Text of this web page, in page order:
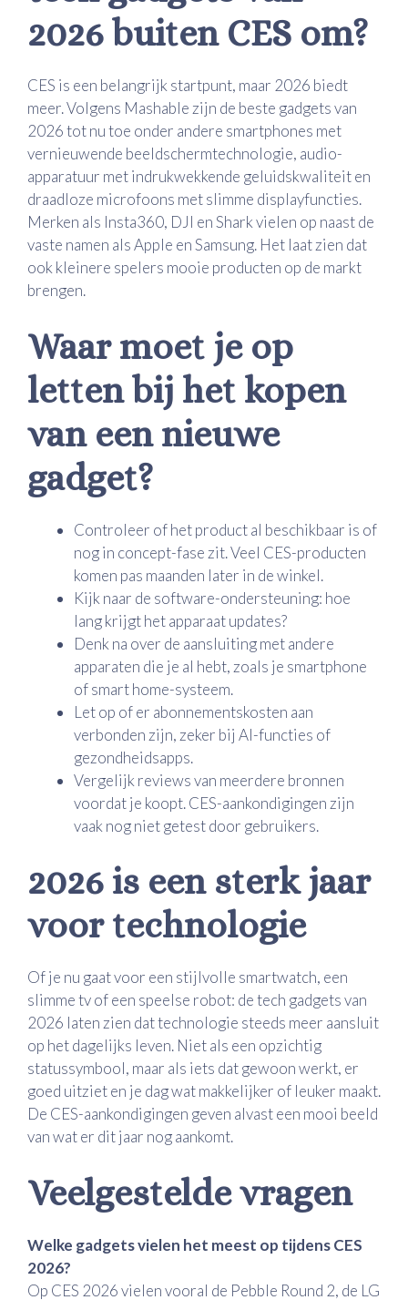
2026 buiten CES om?
CES is een belangrijk startpunt, maar 2026 biedt
meer. Volgens Mashable zijn de beste gadgets van
2026 tot nu toe onder andere smartphones met
vernieuwende beeldschermtechnologie, audio-
apparatuur met indrukwekkende geluidskwaliteit en
draadloze microfoons met slimme displayfuncties.
Merken als Insta360, DJI en Shark vielen op naast de
vaste namen als Apple en Samsung. Het laat zien dat
ook kleinere spelers mooie producten op de markt
brengen.
Waar moet je op
letten bij het kopen
van een nieuwe
gadget?
Controleer of het product al beschikbaar is of
nog in concept-fase zit. Veel CES-producten
komen pas maanden later in de winkel.
Kijk naar de software-ondersteuning: hoe
lang krijgt het apparaat updates?
Denk na over de aansluiting met andere
apparaten die je al hebt, zoals je smartphone
of smart home-systeem.
Let op of er abonnementskosten aan
verbonden zijn, zeker bij AI-functies of
gezondheidsapps.
Vergelijk reviews van meerdere bronnen
voordat je koopt. CES-aankondigingen zijn
vaak nog niet getest door gebruikers.
2026 is een sterk jaar
voor technologie
Of je nu gaat voor een stijlvolle smartwatch, een
slimme tv of een speelse robot: de tech gadgets van
2026 laten zien dat technologie steeds meer aansluit
op het dagelijks leven. Niet als een opzichtig
statussymbool, maar als iets dat gewoon werkt, er
goed uitziet en je dag wat makkelijker of leuker maakt.
De CES-aankondigingen geven alvast een mooi beeld
van wat er dit jaar nog aankomt.
Veelgestelde vragen
Welke gadgets vielen het meest op tijdens CES
2026?
Op CES 2026 vielen vooral de Pebble Round 2, de LG